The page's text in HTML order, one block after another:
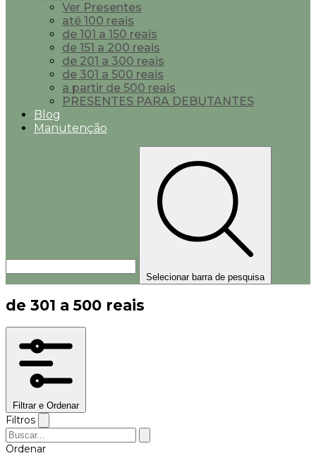
Ver Presentes
até 100 reais
de 101 a 150 reais
de 151 a 200 reais
de 201 a 300 reais
de 301 a 500 reais
a partir de 500 reais
PRESENTES PARA DEBUTANTES
Blog
Manutenção
Selecionar barra de pesquisa
de 301 a 500 reais
Filtrar e Ordenar
Filtros
Ordenar